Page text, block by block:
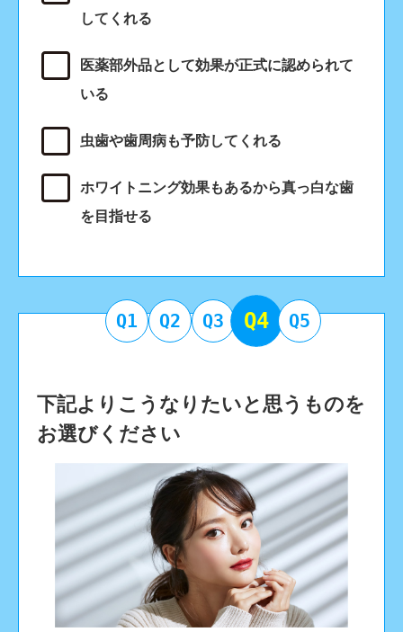
してくれる
医薬部外品として効果が正式に認められて
いる
虫歯や歯周病も予防してくれる
ホワイトニング効果もあるから真っ白な歯
を目指せる
Q1 Q2 Q3 Q4 Q5
下記よりこうなりたいと思うものを
お選びください